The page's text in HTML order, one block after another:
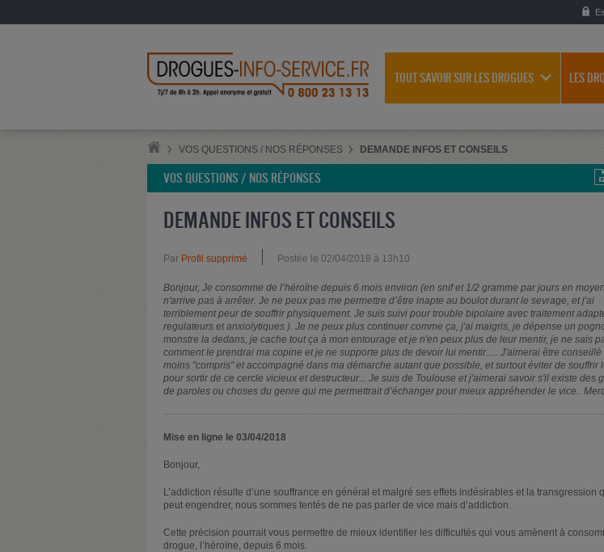
TOUT SAVOIR SUR LES DROGUES LES
VOS QUESTIONS / NOS RÉPONSES DEMANDE INFOS ET CONSEILS
VOS QUESTIONS / NOS RÉPONSES
DEMANDE INFOS ET CONSEILS
Par Profil supprimé Postée le 02/04/2018 à 13h10
Bonjour, Je consomme de l’héroïne depuis 6 mois environ (en snif et 1/2 gramme par jours en
n'arrive pas à arrêter. Je ne peux pas me permettre d’être inapte au boulot durant le sevrage, et j'ai
terriblement peur de souffrir physiquement. Je suis suivi pour trouble bipolaire avec traitement
regulateurs et anxiolytiques ). Je ne peux plus continuer comme ça, j'ai maigris, je dépense un
monstre la dedans, je cache tout ça à mon entourage et je n'en peux plus de leur mentir, je ne sais
comment le prendrai ma copine et je ne supporte plus de devoir lui mentir..... J'aimerai être conseillé
moins "compris" et accompagné dans ma démarche autant que possible, et surtout éviter de souffrir
pour sortir de ce cercle vicieux et destructeur... Je suis de Toulouse et j'aimerai savoir s'il existe des
de paroles ou choses du genre qui me permettrait d’échanger pour mieux appréhender le vice..
Mise en ligne le 03/04/2018
Bonjour,
L’addiction résulte d’une souffrance en général et malgré ses effets indésirables et la transgression
peut engendrer, nous sommes tentés de ne pas parler de vice mais d’addiction.
Cette précision pourrait vous permettre de mieux identifier les difficultés qui vous amènent à
drogue, l’héroïne, depuis 6 mois.